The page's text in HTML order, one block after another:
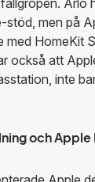
Arlo
stöd, men på
med HomeKit
också att
inte
och